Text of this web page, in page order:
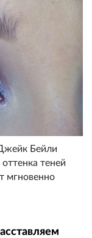
Бейли
теней
мгновенно